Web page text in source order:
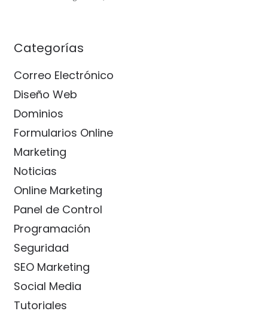
Categorías
Correo Electrónico
Diseño Web
Dominios
Formularios Online
Marketing
Noticias
Online Marketing
Panel de Control
Programación
Seguridad
SEO Marketing
Social Media
Tutoriales